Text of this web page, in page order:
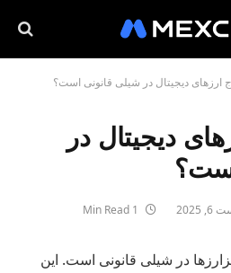
ارزهای دیجیتال در شیلی قانونی است؟
دیجیتال در
2025
رمزارزها در شیلی قانونی است. این